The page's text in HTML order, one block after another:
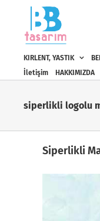
content
KIRLENT, YASTIK
İletişim
HAKKIMIZDA
siperlikli logolu
Siperlikli